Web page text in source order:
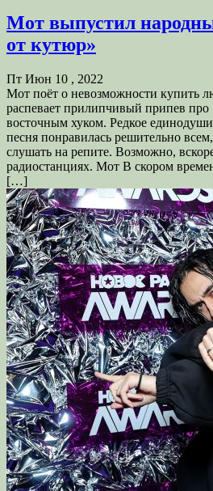
Мот выпустил
от кутюр»
Пт Июн 10 , 2022
Мот поёт о невозможности купить
распевает прилипчивый припев про
восточным хуком. Редкое
песня понравилась решительно
слушать на репите. Возможно,
радиостанциях. Мот В скором
[…]